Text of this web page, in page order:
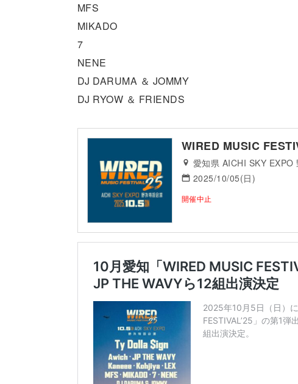
MFS
MIKADO
7
NENE
DJ DARUMA ＆ JOMMY
DJ RYOW ＆ FRIENDS
WIRED MUSIC
愛知県 AICHI SKY EXPO
2025/10/05(日)
開催中止